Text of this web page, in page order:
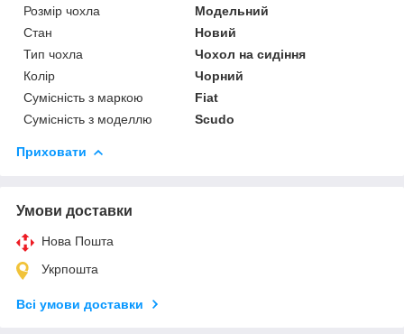
Розмір чохла
Модельний
Стан
Новий
Тип чохла
Чохол на сидіння
Колір
Чорний
Сумісність з маркою
Fiat
Сумісність з моделлю
Scudo
Приховати
Умови доставки
Нова Пошта
Укрпошта
Всі умови доставки